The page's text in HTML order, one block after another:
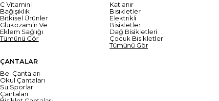
C Vitamini
Bağışıklık
Bitkisel Ürünler
Glukozamin Ve
Eklem Sağlığı
Tümünü Gör
Katlanır
Bisikletler
Elektrikli
Bisikletler
Dağ Bisikletleri
Çocuk Bisikletleri
Tümünü Gör
ÇANTALAR
Bel Çantaları
Okul Çantaları
Su Sporları
Çantaları